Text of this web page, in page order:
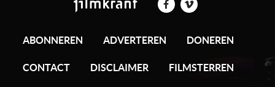
ABONNEREN ADVERTEREN DONEREN
CONTACT DISCLAIMER FILMSTERREN